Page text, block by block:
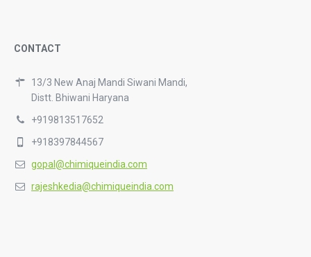
CONTACT
13/3 New Anaj Mandi Siwani Mandi,
Distt. Bhiwani Haryana
+919813517652
+918397844567
gopal@chimiqueindia.com
rajeshkedia@chimiqueindia.com